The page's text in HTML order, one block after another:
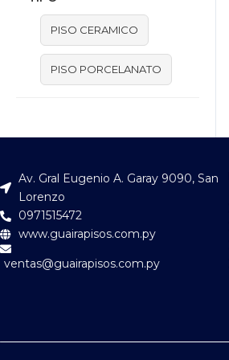
PISO CERAMICO
PISO PORCELANATO
Av. Gral Eugenio A. Garay 9090, San
Lorenzo
0971515472
www.guairapisos.com.py
ventas@guairapisos.com.py